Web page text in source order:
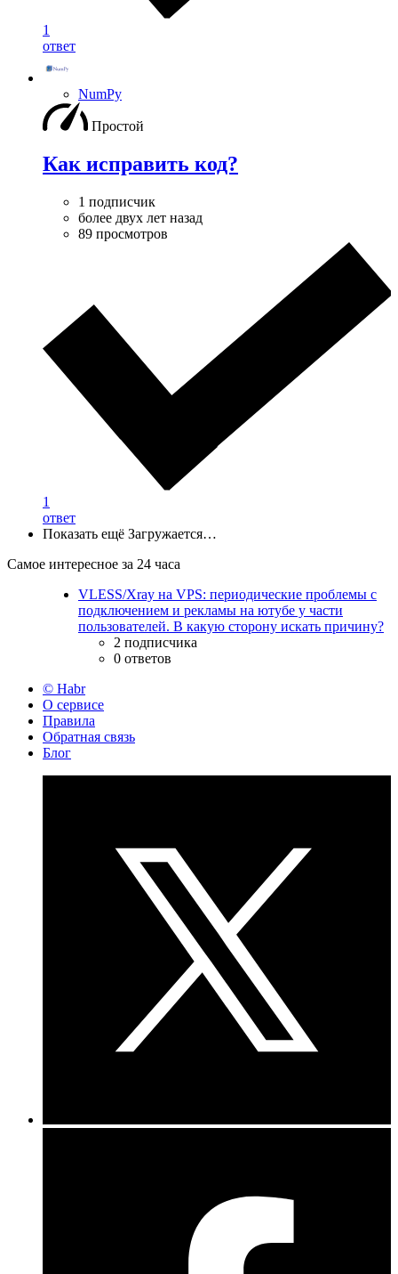
1
ответ
NumPy
Простой
Как исправить код?
1 подписчик
более двух лет назад
89 просмотров
1
ответ
Показать ещё Загружается…
Самое интересное за 24 часа
VLESS/Xray на VPS: периодические проблемы с
подключением и рекламы на ютубе у части
пользователей. В какую сторону искать причину?
2 подписчика
0 ответов
© Habr
О сервисе
Правила
Обратная связь
Блог